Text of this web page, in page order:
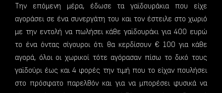
Την επόμενη μέρα, έδωσε τα γαϊδουράκια που είχε
αγοράσει σε ένα συνεργάτη του και τον έστειλε στο χωριό
με την εντολή να πωλήσει κάθε γαϊδουράκι για 400 ευρώ
το ένα όντας σίγουροι ότι θα κερδίσουν € 100 για κάθε
αγορά, όλοι οι χωρικοί τότε αγόρασαν πίσω το δικό τους
γαϊδούρι έως και 4 φορές την τιμή που το είχαν πουλήσει
στο πρόσφατο παρελθόν και για να μπορέσει φυσικά να